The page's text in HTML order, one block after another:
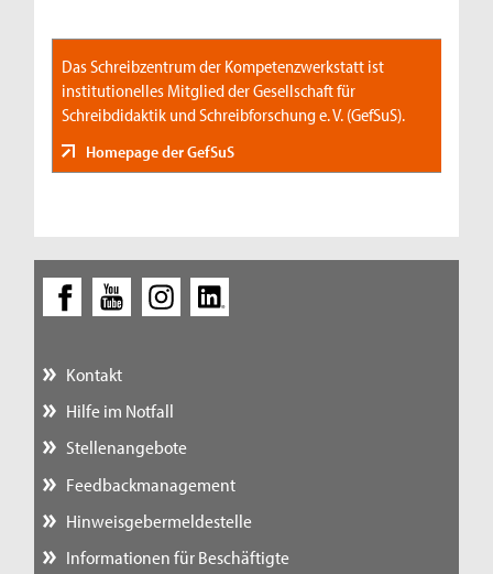
Das Schreibzentrum der Kompetenzwerkstatt ist
institutionelles Mitglied der Gesellschaft für
Schreibdidaktik und Schreibforschung e. V. (GefSuS).
Homepage der GefSuS
Kontakt
Hilfe im Notfall
Stellenangebote
Feedbackmanagement
Hinweisgebermeldestelle
Informationen für Beschäftigte